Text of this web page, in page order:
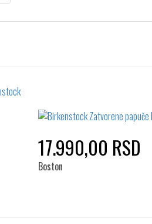
17.990,00 RSD
Boston